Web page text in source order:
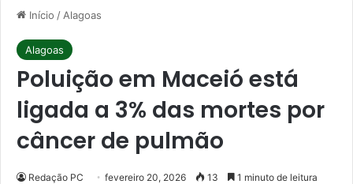
Início / Alagoas
Alagoas
Poluição em Maceió está
ligada a 3% das mortes por
câncer de pulmão
Redação PC fevereiro 20, 2026 13 1 minuto de leitura